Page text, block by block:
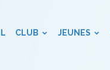
CLUB JEUNES